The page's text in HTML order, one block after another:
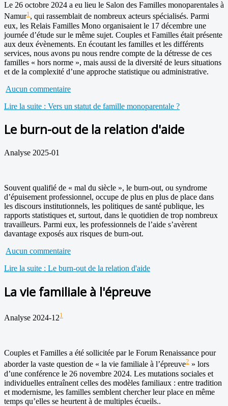
Le 26 octobre 2024 a eu lieu le Salon des Familles monoparentales à
Namur1 , qui rassemblait de nombreux acteurs spécialisés. Parmi
eux, les Relais Familles Mono organisaient le 17 décembre une
journée d’étude sur le même sujet. Couples et Familles était présente
aux deux évènements. En écoutant les familles et les différents
services, nous avons pu nous rendre compte de la détresse de ces
familles « hors norme », mais aussi de la diversité de leurs situations
et de la complexité d’une approche statistique ou administrative.
Aucun commentaire
Lire la suite : Vers un statut de famille monoparentale ?
Le burn-out de la relation d'aide
Analyse 2025-01
Souvent qualifié de « mal du siècle », le burn-out, ou syndrome
d’épuisement professionnel, occupe de plus en plus de place dans
les discours institutionnels, les politiques de santé publique, les
rapports statistiques et, surtout, dans le quotidien de trop nombreux
travailleurs. Parmi eux, les professionnels de l’aide s’avèrent
davantage exposés aux risques de burn-out.
Aucun commentaire
Lire la suite : Le burn-out de la relation d'aide
La vie familiale à l'épreuve
Analyse 2024-121
Couples et Familles a été sollicitée par le Forum Renaissance pour
aborder la vaste question de « la vie familiale à l’épreuve2 » lors
d’une conférence le 26 novembre 2024. Les mutations sociales et
individuelles entraînent celles des modèles familiaux : entre tradition
et modernisme, les familles semblent chercher leur place en même
temps qu’elles se heurtent à de multiples écueils..